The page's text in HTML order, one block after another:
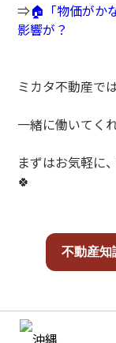
⇒🏠「物価がか
影響が？
ミカタ不動産で
一緒に働いてく
まずはお気軽に
🍀
不動産知